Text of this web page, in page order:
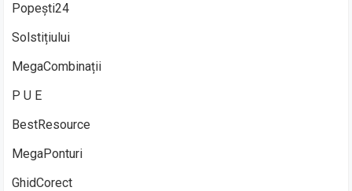
Popești24
Solstițiului
MegaCombinații
P U E
BestResource
MegaPonturi
GhidCorect